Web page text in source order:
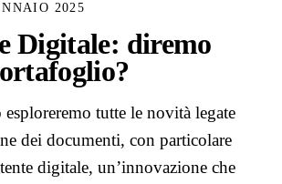
2025
Digitale: diremo
tutte le novità legate
dei documenti, con particolare
digitale, un’innovazione che